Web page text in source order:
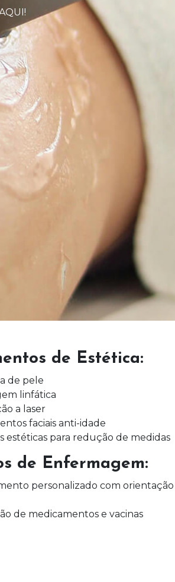
de Estética:
de pele
linfática
a laser
faciais anti-idade
estéticas para redução de medidas
de Enfermagem:
personalizado com
de medicamentos e vacinas